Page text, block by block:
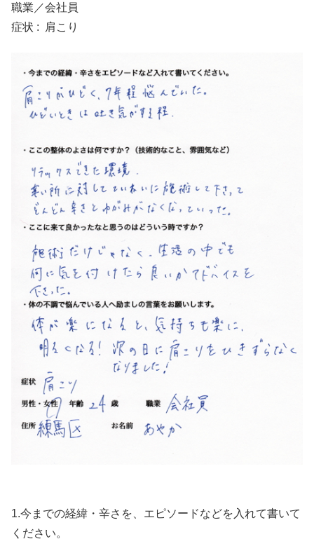
職業／会社員
症状 : 肩こり
1.今までの経緯・辛さを、エピソードなどを入れて書いて
ください。